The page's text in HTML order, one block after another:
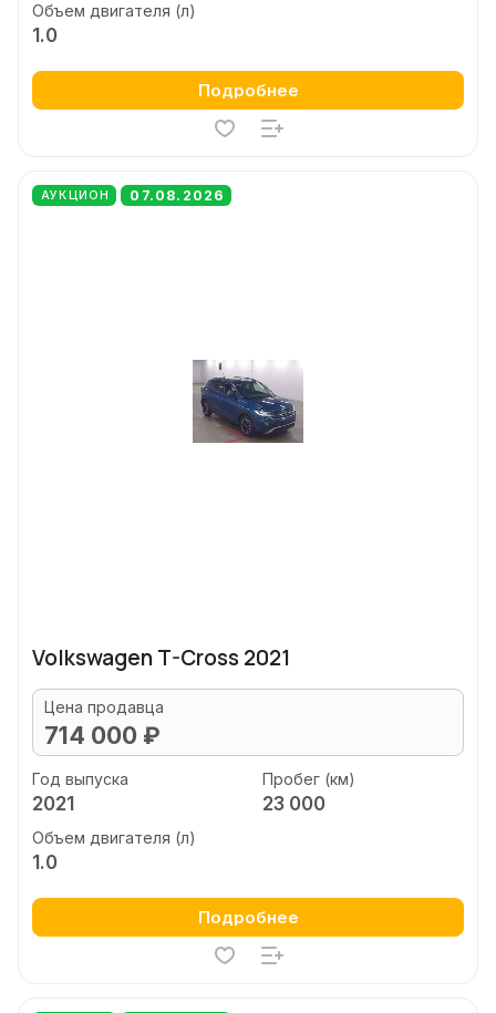
Объем двигателя (л)
1.0
Подробнее
АУКЦИОН 07.08.2026
Volkswagen T-Cross 2021
Цена продавца
714 000 ₽
Год выпуска
2021
Пробег (км)
23 000
Объем двигателя (л)
1.0
Подробнее